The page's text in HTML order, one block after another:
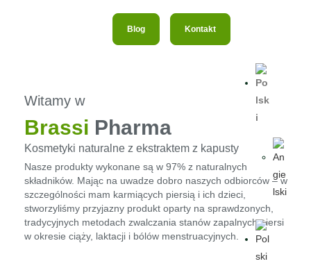
Blog Kontakt
Witamy w
Brassi Pharma
Kosmetyki naturalne z ekstraktem z kapusty
Nasze produkty wykonane są w 97% z naturalnych
składników. Mając na uwadze dobro naszych odbiorców – w
szczególności mam karmiących piersią i ich dzieci,
stworzyliśmy przyjazny produkt oparty na sprawdzonych,
tradycyjnych metodach zwalczania stanów zapalnych piersi
w okresie ciąży, laktacji i bólów menstruacyjnych.